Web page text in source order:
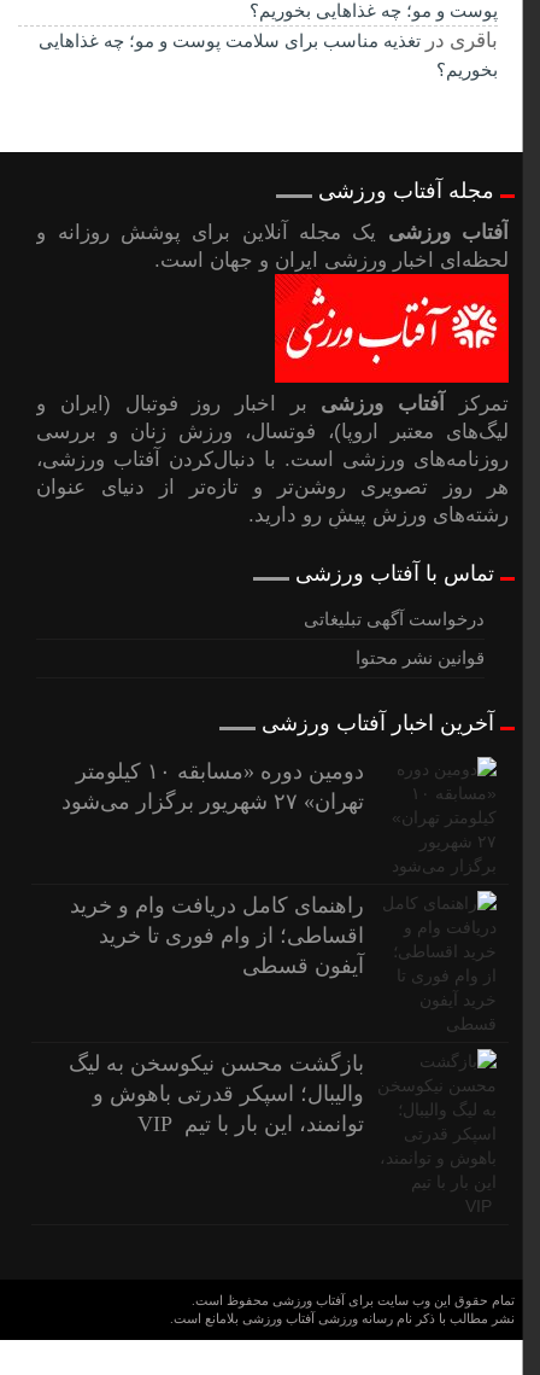
پوست و مو؛ چه غذاهایی بخوریم؟
باقری درتغذیه مناسب برای سلامت پوست و مو؛ چه غذاهایی
بخوریم؟
مجله آفتاب ورزشی
آفتاب ورزشییک مجله آنلاین برای پوشش روزانه و
لحظه‌ای اخبار ورزشی ایران و جهان است.
تمرکز آفتاب ورزشیبر اخبار روز فوتبال (ایران و
لیگ‌های معتبر اروپا)، فوتسال، ورزش زنان و بررسی
روزنامه‌های ورزشی است. با دنبال‌کردن آفتاب ورزشی،
هر روز تصویری روشن‌تر و تازه‌تر از دنیای عنوان
رشته‌های ورزش پیشِ رو دارید.
تماس با آفتاب ورزشی
درخواست آگهی تبلیغاتی
قوانین نشر محتوا
آخرین اخبار آفتاب ورزشی
دومین دوره «مسابقه ۱۰ کیلومتر
تهران» ۲۷ شهریور برگزار می‌شود
راهنمای کامل دریافت وام و خرید
اقساطی؛ از وام فوری تا خرید
آیفون قسطی
بازگشت محسن نیکوسخن به لیگ
والیبال؛ اسپکر قدرتی باهوش و
توانمند، این بار با تیم VIP
تمام حقوق این وب سایت برای آفتاب ورزشی محفوظ است.
نشر مطالب با ذکر نام رسانه ورزشی آفتاب ورزشی بلامانع است.